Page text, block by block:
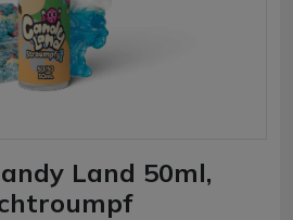
Land 50ml,